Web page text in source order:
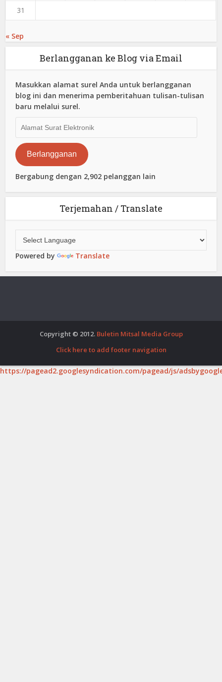
31
« Sep
Berlangganan ke Blog via Email
Masukkan alamat surel Anda untuk berlangganan
blog ini dan menerima pemberitahuan tulisan-tulisan
baru melalui surel.
Surat
Elektronik
Berlangganan
Bergabung dengan 2,902 pelanggan lain
Terjemahan / Translate
Powered by Translate
Copyright © 2012. Buletin Mitsal Media Group
Click here to add footer navigation
https://pagead2.googlesyndication.com/pagead/js/